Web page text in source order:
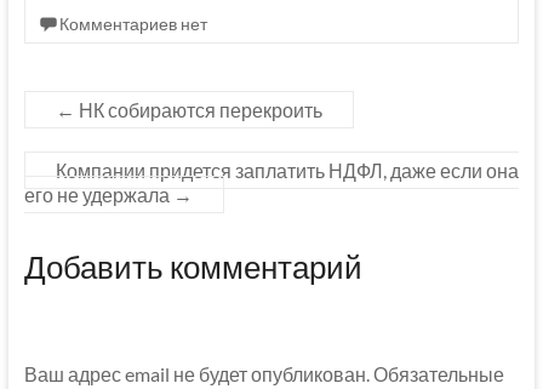
Комментариев нет
← НК собираются перекроить
Компании придется заплатить НДФЛ, даже если она
его не удержала →
Добавить комментарий
Ваш адрес email не будет опубликован. Обязательные